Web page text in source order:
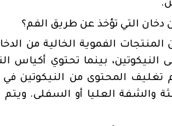
التي تؤخذ عن طريق الفم؟
الفموية الخالية من
بينما تحتوي أكياس
تغليف المحتوى من النيكوتين
والشفة العليا أو السفلى.